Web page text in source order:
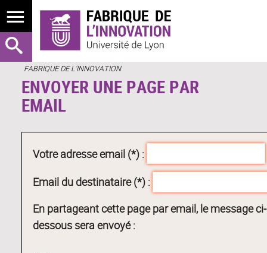
FABRIQUE DE L'INNOVATION
ENVOYER UNE PAGE PAR
EMAIL
Votre adresse email (*) :
Email du destinataire (*) :
En partageant cette page par email, le message ci-
dessous sera envoyé :